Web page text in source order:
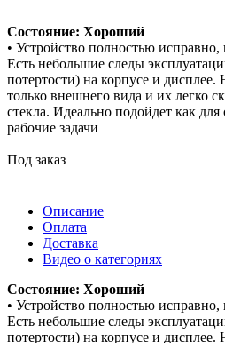
Состояние: Хороший
• Устройство полностью
Есть небольшие следы
потертости) на корпусе и дисплее.
только внешнего вида и их легко
стекла. Идеально подойдет как
рабочие задачи
Под заказ
Описание
Оплата
Доставка
Видео о категориях
Состояние: Хороший
• Устройство полностью
Есть небольшие следы
потертости) на корпусе и дисплее.